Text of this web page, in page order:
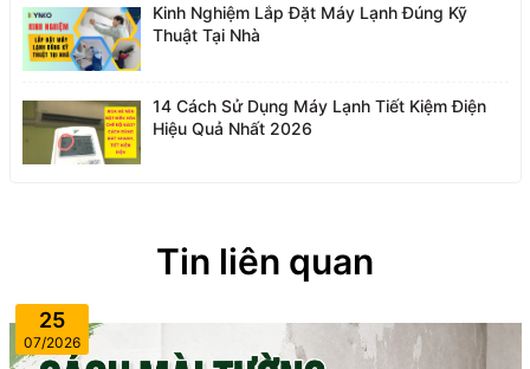
Kinh Nghiệm Lắp Đặt Máy Lạnh Đúng Kỹ
Thuật Tại Nhà
14 Cách Sử Dụng Máy Lạnh Tiết Kiệm Điện
Hiệu Quả Nhất 2026
Tin liên quan
25
07/2026